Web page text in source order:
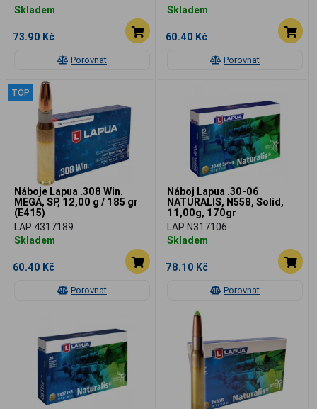
Porovnat
Skladem
73.90 Kč
Porovnat
Skladem
60.40 Kč
TOP
Porovnat
Náboje Lapua .308 Win.
MEGA, SP, 12,00 g / 185 gr
(E415)
LAP 4317189
Skladem
60.40 Kč
Porovnat
Náboj Lapua .30-06
NATURALIS, N558, Solid,
11,00g, 170gr
LAP N317106
Skladem
78.10 Kč